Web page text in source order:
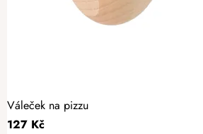
Váleček na pizzu
127 Kč